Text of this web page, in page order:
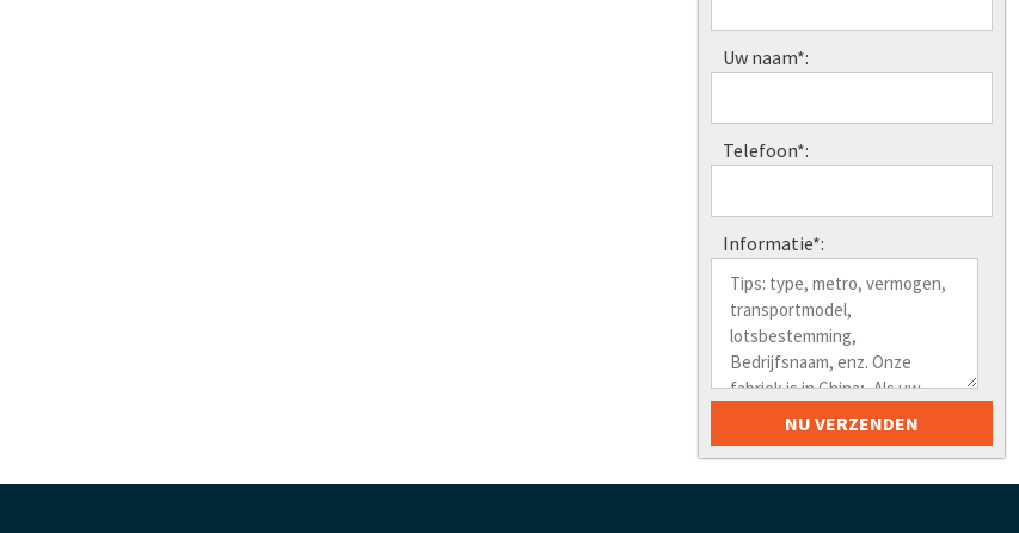
Uw naam*:
Telefoon*:
Informatie*: